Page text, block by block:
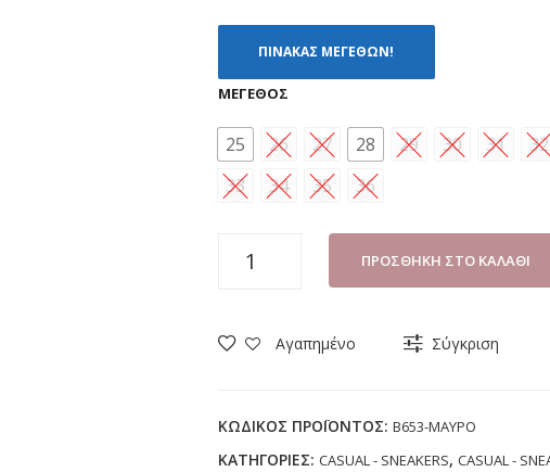
ΠΙΝΑΚΑΣ ΜΕΓΕΘΩΝ!
ΜΈΓΕΘΟΣ
25 26 27 28 29 30 31
32
33
34 35 36
ΜΑΥΡΟ
ποσότητα
ΠΡΟΣΘΉΚΗ ΣΤΟ ΚΑΛΆΘΙ
Αγαπημένο Σύγκριση
ΚΩΔΙΚΌΣ ΠΡΟΪΌΝΤΟΣ: B653-ΜΑΥΡΟ
ΚΑΤΗΓΟΡΊΕΣ: CASUAL - SNEAKERS, CASUAL -